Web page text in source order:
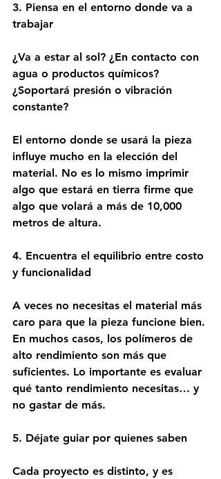
3. Piensa en el entorno donde va a
trabajar
¿Va a estar al sol? ¿En contacto con
agua o productos químicos?
¿Soportará presión o vibración
constante?
El entorno donde se usará la pieza
influye mucho en la elección del
material. No es lo mismo imprimir
algo que estará en tierra firme que
algo que volará a más de 10,000
metros de altura.
4. Encuentra el equilibrio entre costo
y funcionalidad
A veces no necesitas el material más
caro para que la pieza funcione bien.
En muchos casos, los polímeros de
alto rendimiento son más que
suficientes. Lo importante es evaluar
qué tanto rendimiento necesitas… y
no gastar de más.
5. Déjate guiar por quienes saben
Cada proyecto es distinto, y es